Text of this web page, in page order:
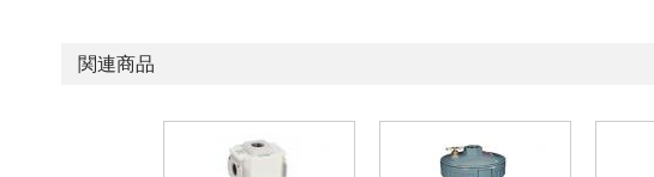
関連商品